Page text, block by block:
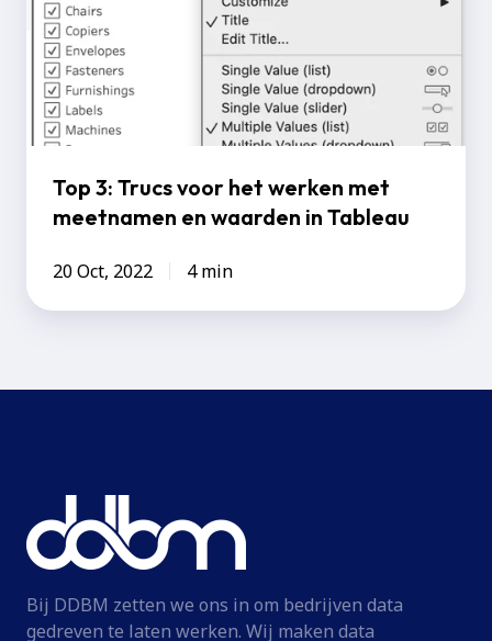
werken
met
meetnamen
en
waarden
Tableau
Top 3: Trucs voor het werken met
meetnamen en waarden in Tableau
20 Oct, 2022 4 min
Bij DDBM zetten we ons in om bedrijven data
gedreven te laten werken. Wij maken data